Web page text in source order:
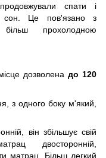
спати і
сон. Це пов'язано з
більш прохолодною
дозволенадо 120
з одного боку м'який,
він збільшує свій
двосторонній,
матрац. Більш легкий